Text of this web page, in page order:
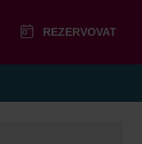
REZERVOVAT